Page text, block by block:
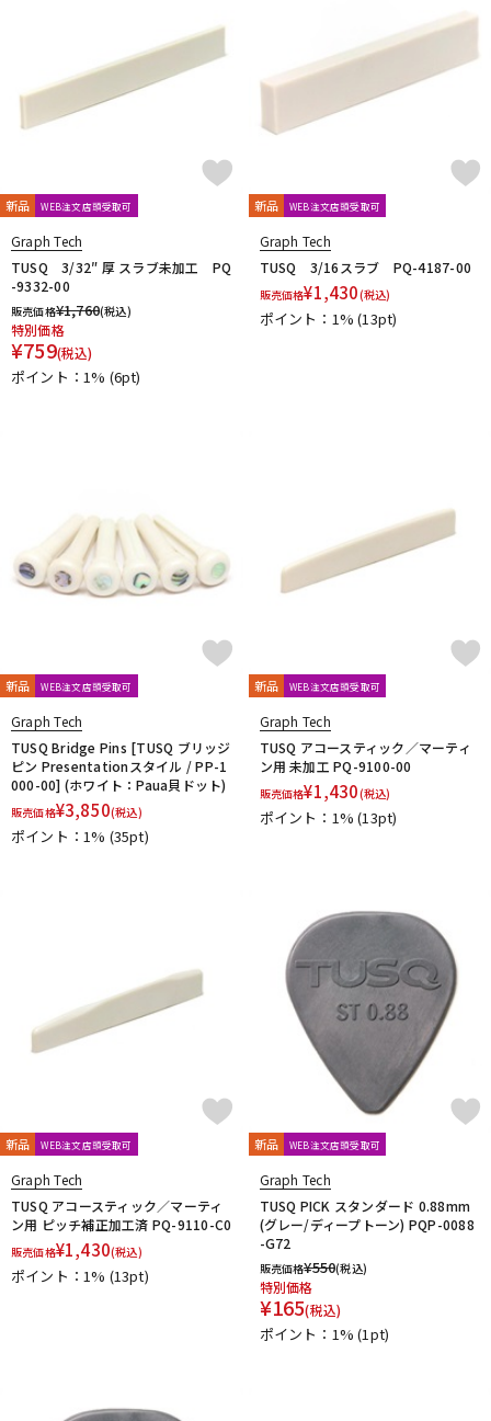
配信/ライブ機器 楽器アクセサリ
ヴィンテージ
新品 WEB注文店頭受取可
Graph Tech
TUSQ 3/32″ 厚 スラブ未加工 PQ
-9332-00
販売価格¥1,760(税込)
特別価格
¥759(税込)
ポイント：1% (6pt)
新品 WEB注文店頭受取可
Graph Tech
TUSQ 3/16スラブ PQ-4187-00
販売価格¥1,430(税込)
ポイント：1%(13pt)
新品 WEB注文店頭受取可
Graph Tech
TUSQ Bridge Pins [TUSQ ブリッジ
ピン Presentationスタイル / PP-1
000-00] (ホワイト：Paua貝ドット)
販売価格¥3,850(税込)
ポイント：1% (35pt)
新品 WEB注文店頭受取可
Graph Tech
TUSQ アコースティック／マーティ
ン用 未加工 PQ-9100-00
販売価格¥1,430(税込)
ポイント：1%(13pt)
新品 WEB注文店頭受取可
Graph Tech
TUSQ アコースティック／マーティ
ン用 ピッチ補正加工済 PQ-9110-C0
販売価格¥1,430(税込)
ポイント：1% (13pt)
新品 WEB注文店頭受取可
Graph Tech
TUSQ PICK スタンダード 0.88mm
(グレー/ディープトーン) PQP-0088
-G72
販売価格¥550(税込)
特別価格
¥165(税込)
ポイント：1%(1pt)